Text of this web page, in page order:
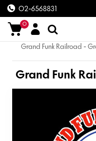
02-6568831
0
Grand Funk Railroad -
Grand Funk